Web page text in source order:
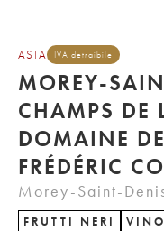
ASTA IVA detraibile
MOREY-
CHAMPS DE
DOMAINE
FRÉDÉRIC
Morey-Saint-
FRUTTI NERI